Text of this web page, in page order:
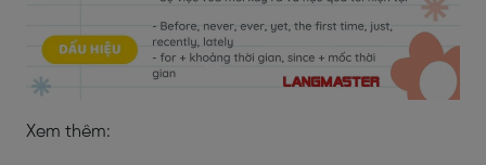
Xem thêm: